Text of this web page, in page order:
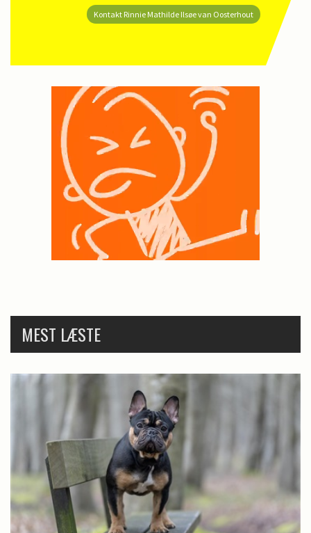
Kontakt Rinnie Mathilde Ilsøe van Oosterhout
MEST LÆSTE